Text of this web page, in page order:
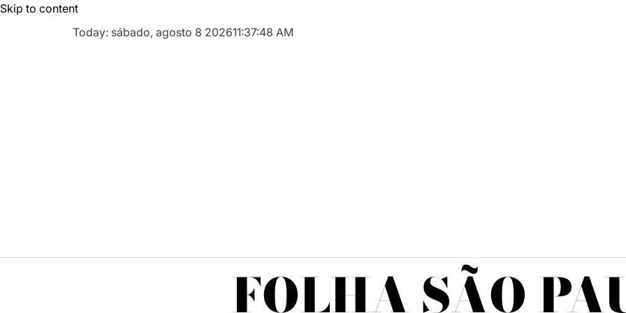
Skip to content
Today: sábado, agosto 8 202611:37:48 AM
FOLHA SÃO